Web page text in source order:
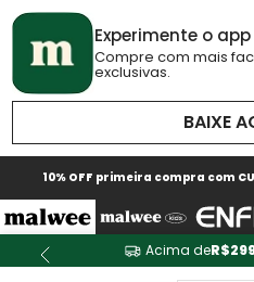
Experimente o
Compre com mais
exclusivas.
BAIXE
10% OFF primeira compra com
Acima de